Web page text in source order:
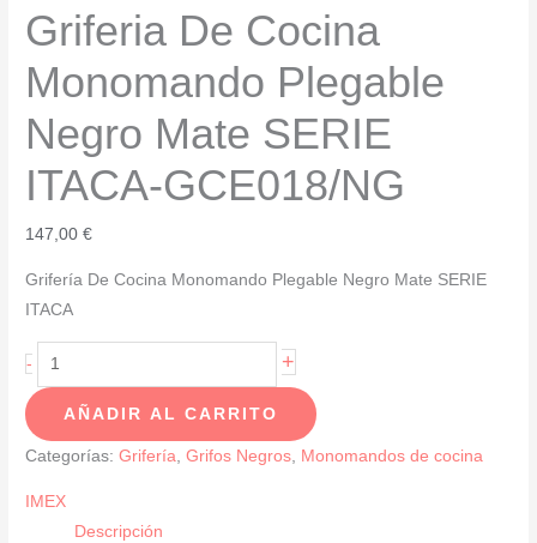
Griferia De Cocina
Monomando Plegable
Negro Mate SERIE
ITACA-GCE018/NG
147,00€
Grifería De Cocina Monomando Plegable Negro Mate SERIE
ITACA
-
Griferia
De
Cocina
Monomando
Negro
+
AÑADIR AL CARRITO
Categorías:Grifería ,Grifos Negros Monomandos de cocina
IMEX
Descripción